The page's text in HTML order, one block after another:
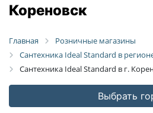
Кореновск
Главная
Розничные магазины
Сантехника Ideal Standard в
Сантехника Ideal Standard в г.
Выбрать